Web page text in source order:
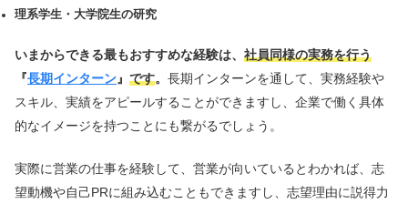
理系学生・大学院生の研究
いまからできる最もおすすめな経験は、 社員同様の実務を行う
『長期インターン』 です。 長期インターンを通して、実務経験や
スキル、実績をアピールすることができますし、企業で働く具体
的なイメージを持つことにも繋がるでしょう。
実際に営業の仕事を経験して、営業が向いているとわかれば、志
望動機や自己PRに組み込むこともできますし、志望理由に説得力